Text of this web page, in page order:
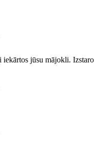
iekārtos jūsu mājokli. Izstaro